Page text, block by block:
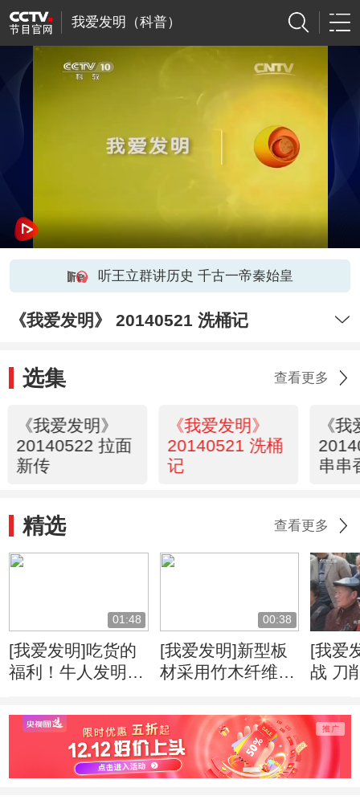
我爱发明（科普）
听王立群讲历史 千古一帝秦始皇
《我爱发明》 20140521 洗桶记
选集 查看更多
《我爱发明》
20140522 拉面
新传
《我爱发明》
20140521 洗桶
记
《
串串
精选 查看更多
01:48
[我爱发明]吃货的
福利！牛人发明自
00:38
[我爱发明]新型板
材采用竹木纤维
输成本
[我爱
战 刀